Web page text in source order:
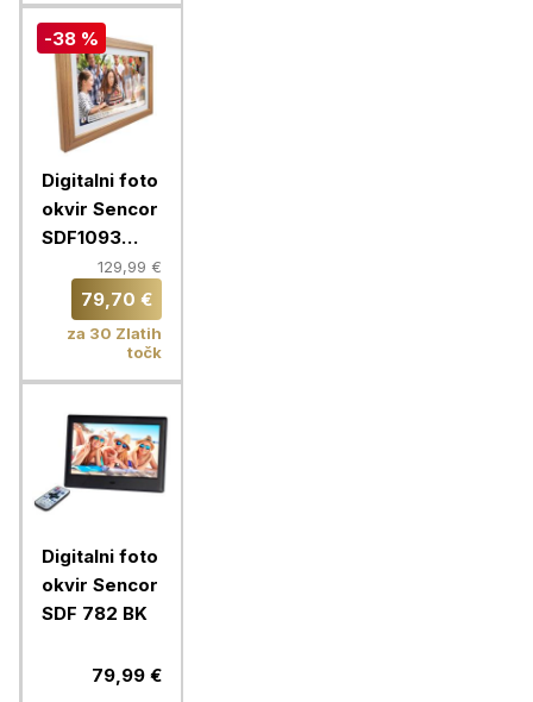
-38 %
Digitalni foto
okvir Sencor
SDF1093
WIFI, svetlo
129,99 €
79,70 €
za 30 Zlatih
točk
Digitalni foto
okvir Sencor
SDF 782 BK
79,99 €